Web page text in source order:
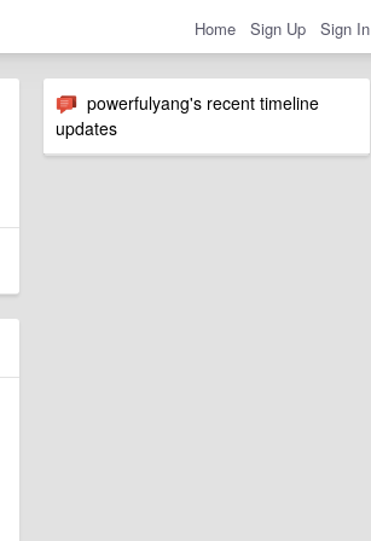
Home Sign Up Sign In
powerfulyang's recent timeline
updates